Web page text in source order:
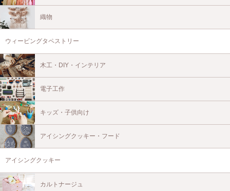
織物
ウィービングタペストリー
木工・DIY・インテリア
電子工作
キッズ・子供向け
アイシングクッキー・フード
アイシングクッキー
カルトナージュ